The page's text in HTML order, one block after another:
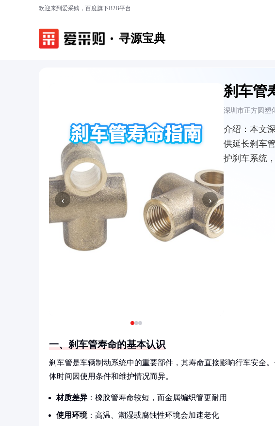
欢迎来到爱采购，百度旗下B2B平台
寻源宝典
‹ ›
刹车管
深圳市正方圆塑
介绍： 本文
供延长刹车
护刹车系统
一、刹车管寿命的基本认识
刹车管是车辆制动系统中的重要部件，其寿命直接影响行车安全
体时间因使用条件和维护情况而异。
材质差异 ：橡胶管寿命较短，而金属编织管更耐用
使用环境：高温、潮湿或腐蚀性环境会加速老化